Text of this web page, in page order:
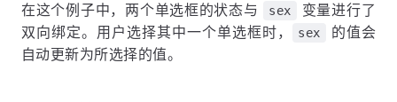
在这个例子中，两个单选框的状态与 sex
变量进行了
双向绑定。用户选择其中一个单选框时，
sex
的值会
自动更新为所选择的值。